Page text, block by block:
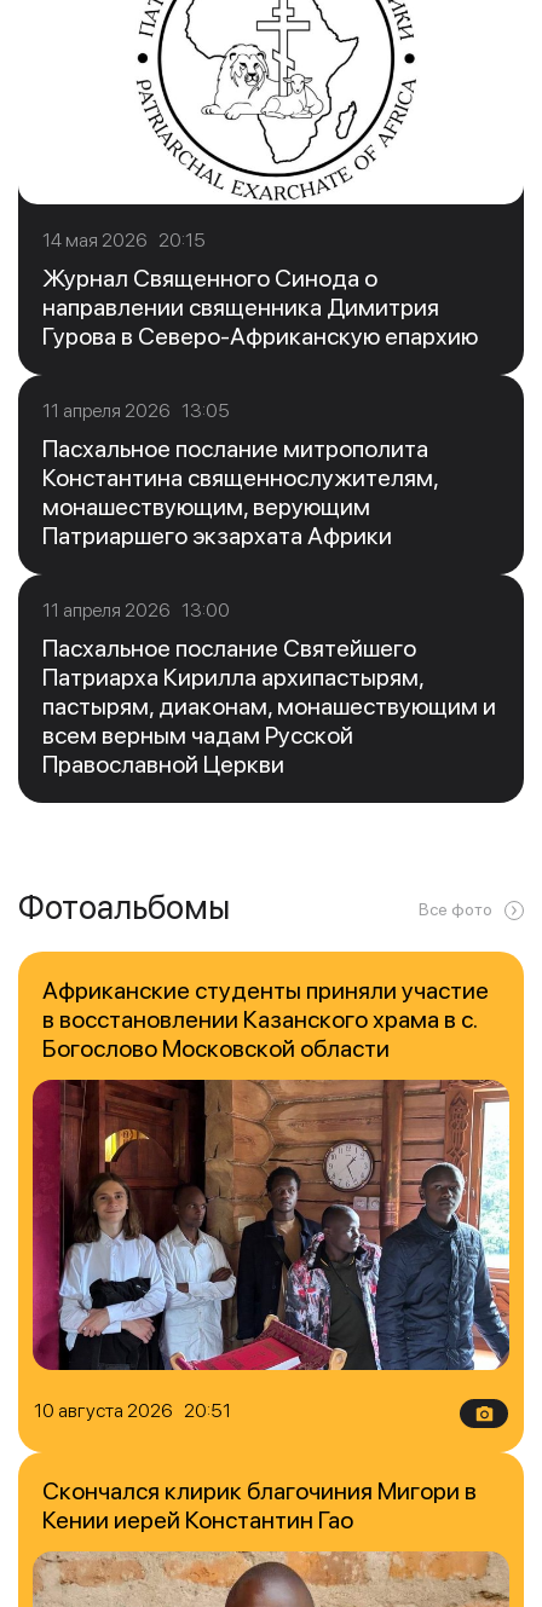
14 мая 2026 20:15
Журнал Священного Синода о
направлении священника Димитрия
Гурова в Северо-Африканскую епархию
11 апреля 2026 13:05
Пасхальное послание митрополита
Константина священнослужителям,
монашествующим, верующим
Патриаршего экзархата Африки
11 апреля 2026 13:00
Пасхальное послание Святейшего
Патриарха Кирилла архипастырям,
пастырям, диаконам, монашествующим и
всем верным чадам Русской
Православной Церкви
Фотоальбомы Все фото
10 августа 2026 20:51
Африканские студенты приняли участие
в восстановлении Казанского храма в с.
Богослово Московской области
Скончался клирик благочиния Мигори в
Кении иерей Константин Гао